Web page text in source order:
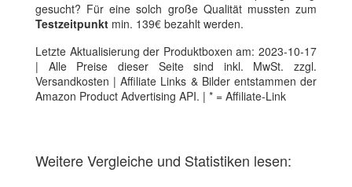
gesucht? Für eine solch große Qualität mussten zum
Testzeitpunkt min. 139€ bezahlt werden.
Letzte Aktualisierung der Produktboxen am: 2023-10-17
| Alle Preise dieser Seite sind inkl. MwSt. zzgl.
Versandkosten | Affiliate Links & Bilder entstammen der
Amazon Product Advertising API. | * = Affiliate-Link
Weitere Vergleiche und Statistiken lesen: